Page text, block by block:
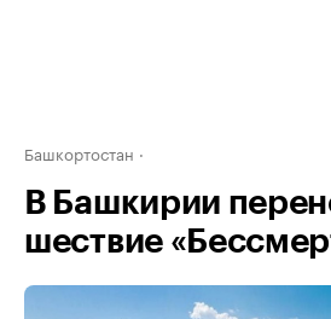
Башкортостан
В Башкирии
шествие